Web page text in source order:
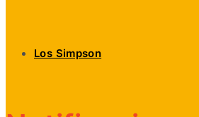
Los Simpson